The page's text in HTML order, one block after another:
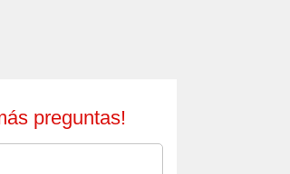
preguntas!